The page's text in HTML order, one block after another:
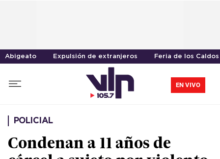
Abigeato Expulsión de extranjeros Feria de los Caldos
EN VIVO
POLICIAL
Condenan a 11 años de